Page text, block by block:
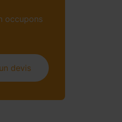
occupons
devis